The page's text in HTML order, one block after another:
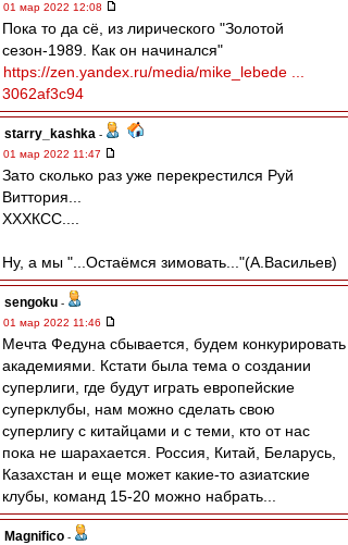
01 мар 2022 12:08
Пока то да сё, из лирического "Золотой
сезон-1989. Как он начинался"
https://zen.yandex.ru/media/mike_lebede ...
3062af3c94
starry_kashka -
01 мар 2022 11:47
Зато сколько раз уже перекрестился Руй
Виттория...
ХХХКСС....
Ну, а мы "...Остаёмся зимовать..."(А.Васильев)
sengoku -
01 мар 2022 11:46
Мечта Федуна сбывается, будем конкурировать
академиями. Кстати была тема о создании
суперлиги, где будут играть европейские
суперклубы, нам можно сделать свою
суперлигу с китайцами и с теми, кто от нас
пока не шарахается. Россия, Китай, Беларусь,
Казахстан и еще может какие-то азиатские
клубы, команд 15-20 можно набрать...
Magnifico -